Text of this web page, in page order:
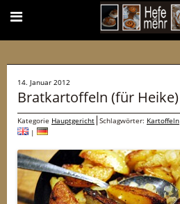
14. Januar 2012
Bratkartoffeln (für Heike)
Kategorie Hauptgericht Schlagwörter: Kartoffeln
|